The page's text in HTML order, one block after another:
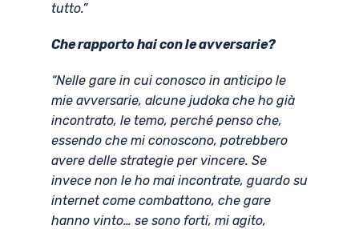
tutto.”
Che rapporto hai con le avversarie?
“Nelle gare in cui conosco in anticipo le
mie avversarie, alcune judoka che ho già
incontrato, le temo, perché penso che,
essendo che mi conoscono, potrebbero
avere delle strategie per vincere. Se
invece non le ho mai incontrate, guardo su
internet come combattono, che gare
hanno vinto… se sono forti, mi agito,